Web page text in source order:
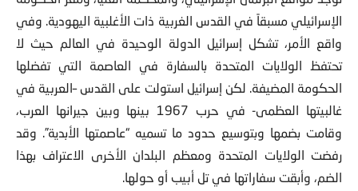
الإسرائيلي مسبقاً في القدس الغربية ذات الأغلبية اليهودية. وفي
واقع الأمر، تشكل إسرائيل الدولة الوحيدة في العالم حيث لا
تحتفظ الولايات المتحدة بالسفارة في العاصمة التي تفضلها
الحكومة المضيفة. لكن إسرائيل استولت على القدس –العربية في
غالبيتها العظمى- في حرب 1967 بينها وبين جيرانها العرب،
وقامت بضمها وبتوسيع حدود ما تسميه “عاصمتها الأبدية”. وقد
رفضت الولايات المتحدة ومعظم البلدان الأخرى الاعتراف بهذا
الضم، وأبقت سفاراتها في تل أبيب أو حولها.